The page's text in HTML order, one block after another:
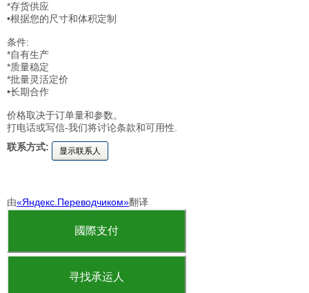
*存货供应
•根据您的尺寸和体积定制
条件:
*自有生产
*质量稳定
*批量灵活定价
•长期合作
价格取决于订单量和参数。
打电话或写信-我们将讨论条款和可用性.
联系方式:
显示联系人
由«Яндекс.Переводчиком»翻译
國際支付
寻找承运人